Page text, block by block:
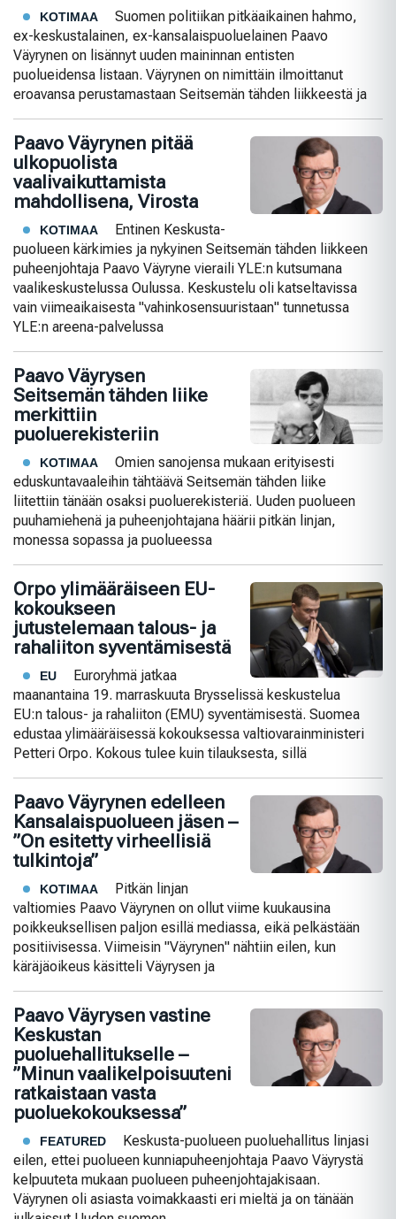
KOTIMAA
Suomen politiikan pitkäaikainen hahmo,
ex-keskustalainen, ex-kansalaispuoluelainen Paavo
Väyrynen on lisännyt uuden maininnan entisten
puolueidensa listaan. Väyrynen on nimittäin ilmoittanut
eroavansa perustamastaan Seitsemän tähden liikkeestä ja
Paavo Väyrynen pitää
ulkopuolista
vaalivaikuttamista
mahdollisena, Virosta
KOTIMAA
Entinen Keskusta-
puolueen kärkimies ja nykyinen Seitsemän tähden liikkeen
puheenjohtaja Paavo Väyryne vieraili YLE:n kutsumana
vaalikeskustelussa Oulussa. Keskustelu oli katseltavissa
vain viimeaikaisesta "vahinkosensuuristaan" tunnetussa
YLE:n areena-palvelussa
Paavo Väyrysen
Seitsemän tähden liike
merkittiin
puoluerekisteriin
KOTIMAA
Omien sanojensa mukaan erityisesti
eduskuntavaaleihin tähtäävä Seitsemän tähden liike
liitettiin tänään osaksi puoluerekisteriä. Uuden puolueen
puuhamiehenä ja puheenjohtajana häärii pitkän linjan,
monessa sopassa ja puolueessa
Orpo ylimääräiseen EU-
kokoukseen
jutustelemaan talous- ja
rahaliiton syventämisestä
EU
Euroryhmä jatkaa
maanantaina 19. marraskuuta Brysselissä keskustelua
EU:n talous- ja rahaliiton (EMU) syventämisestä. Suomea
edustaa ylimääräisessä kokouksessa valtiovarainministeri
Petteri Orpo. Kokous tulee kuin tilauksesta, sillä
Paavo Väyrynen edelleen
Kansalaispuolueen jäsen –
”On esitetty virheellisiä
tulkintoja”
KOTIMAA
Pitkän linjan
valtiomies Paavo Väyrynen on ollut viime kuukausina
poikkeuksellisen paljon esillä mediassa, eikä pelkästään
positiivisessa. Viimeisin "Väyrynen" nähtiin eilen, kun
käräjäoikeus käsitteli Väyrysen ja
Paavo Väyrysen vastine
Keskustan
puoluehallitukselle –
”Minun vaalikelpoisuuteni
ratkaistaan vasta
puoluekokouksessa”
FEATURED
Keskusta-puolueen puoluehallitus linjasi
eilen, ettei puolueen kunniapuheenjohtaja Paavo Väyrystä
kelpuuteta mukaan puolueen puheenjohtajakisaan.
Väyrynen oli asiasta voimakkaasti eri mieltä ja on tänään